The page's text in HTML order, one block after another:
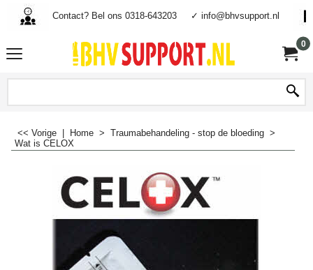
Contact? Bel ons 0318-643203 ✓ info@bhvsupport.nl
0
<< Vorige Home > Traumabehandeling - stop de bloeding >
Wat is CELOX